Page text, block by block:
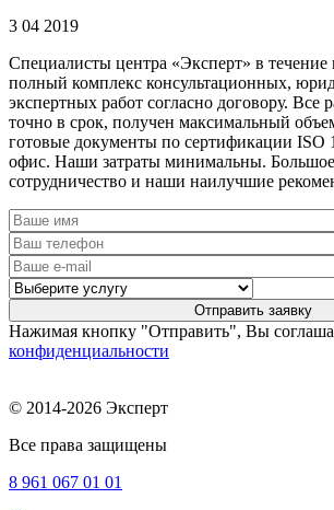
3 04 2019
Специалисты центра «Эксперт» в течение
полный комплекс консультационных,
экспертных работ согласно договору.
точно в срок, получен максимальный
готовые документы по сертификации ISO
офис. Наши затраты минимальны. Большое
сотрудничество и наши наилучшие
Нажимая кнопку "Отправить", Вы
конфиденциальности
© 2014-2026 Эксперт
Все права защищены
8 961 067 01 01